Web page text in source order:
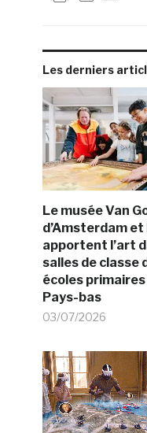
Les derniers
Le musée Van
d’Amsterdam et
apportent l’art
salles de classe
écoles
Pays-bas
03/07/2026